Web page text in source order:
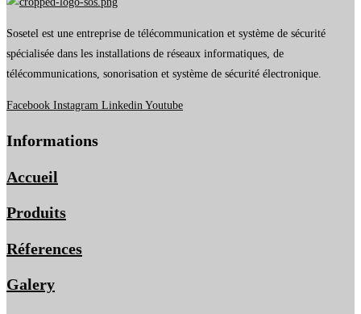
Sosetel est une entreprise de télécommunication et système de sécurité
spécialisée dans les installations de réseaux informatiques, de
télécommunications, sonorisation et système de sécurité électronique.
Facebook Instagram Linkedin Youtube
Informations
Accueil
Produits
Réferences
Galery